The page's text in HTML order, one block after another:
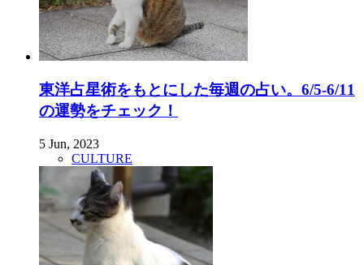
東洋占星術をもとにした毎週の占い。6/5-6/11
の運勢をチェック！
5 Jun, 2023
CULTURE